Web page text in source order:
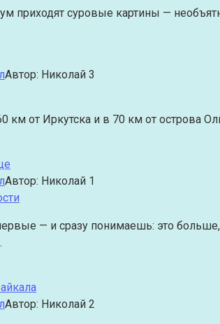
приходят суровые картины —
Автор: Николай 3
км от Иркутска и в 70 км от острова
Автор: Николай 1
— и сразу понимаешь: это
Автор: Николай 2